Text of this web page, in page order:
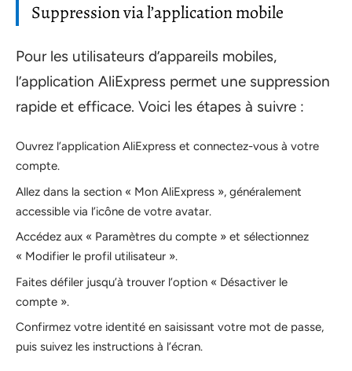
Suppression via l’application mobile
Pour les utilisateurs d’appareils mobiles,
l’application AliExpress permet une suppression
rapide et efficace. Voici les étapes à suivre :
Ouvrez l’application AliExpress et connectez-vous à votre
compte.
Allez dans la section « Mon AliExpress », généralement
accessible via l’icône de votre avatar.
Accédez aux « Paramètres du compte » et sélectionnez
« Modifier le profil utilisateur ».
Faites défiler jusqu’à trouver l’option « Désactiver le
compte ».
Confirmez votre identité en saisissant votre mot de passe,
puis suivez les instructions à l’écran.